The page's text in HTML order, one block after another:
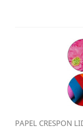
PAPEL CRESPON